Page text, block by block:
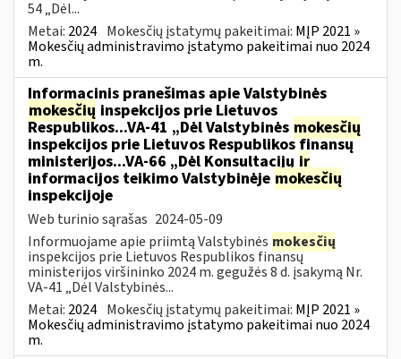
54 „Dėl...
Metai: 2024 Mokesčių įstatymų pakeitimai: MĮP 2021 »
Mokesčių administravimo įstatymo pakeitimai nuo 2024
m.
Informacinis pranešimas apie Valstybinės
mokesčių inspekcijos prie Lietuvos
Respublikos...VA-41 „Dėl Valstybinės mokesčių
inspekcijos prie Lietuvos Respublikos finansų
ministerijos...VA-66 „Dėl Konsultacijų ir
informacijos teikimo Valstybinėje mokesčių
inspekcijoje
Web turinio sąrašas 2024-05-09
Informuojame apie priimtą Valstybinės mokesčių
inspekcijos prie Lietuvos Respublikos finansų
ministerijos viršininko 2024 m. gegužės 8 d. įsakymą Nr.
VA-41 „Dėl Valstybinės...
Metai: 2024 Mokesčių įstatymų pakeitimai: MĮP 2021 »
Mokesčių administravimo įstatymo pakeitimai nuo 2024
m.